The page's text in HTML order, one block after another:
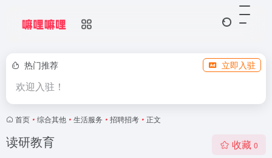
热门推荐 立即入驻
欢迎入驻！
首页 • 综合其他 • 生活服务 • 招聘招考 • 正文
读研教育 收藏 0